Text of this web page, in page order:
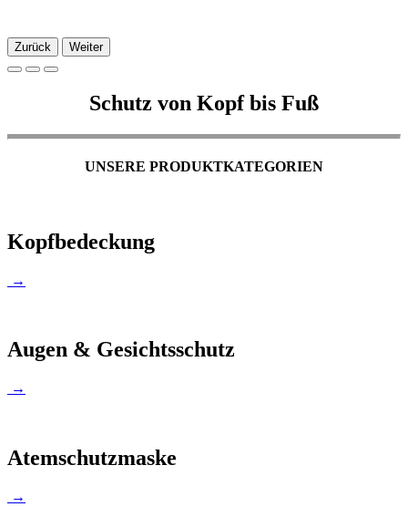
Zurück Weiter
Schutz von Kopf bis Fuß
UNSERE PRODUKTKATEGORIEN
Kopfbedeckung
→
Augen & Gesichtsschutz
→
Atemschutzmaske
→